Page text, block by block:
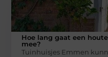
Hoe lang gaat een
mee?
Tuinhuisjes Emmen